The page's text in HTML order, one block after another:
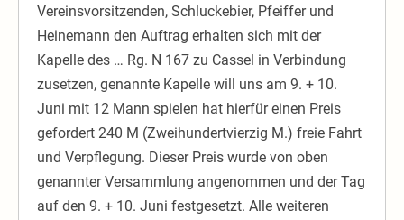
Vereinsvorsitzenden, Schluckebier, Pfeiffer und
Heinemann den Auftrag erhalten sich mit der
Kapelle des … Rg. N 167 zu Cassel in Verbindung
zusetzen, genannte Kapelle will uns am 9. + 10.
Juni mit 12 Mann spielen hat hierfür einen Preis
gefordert 240 M (Zweihundertvierzig M.) freie Fahrt
und Verpflegung. Dieser Preis wurde von oben
genannter Versammlung angenommen und der Tag
auf den 9. + 10. Juni festgesetzt. Alle weiteren